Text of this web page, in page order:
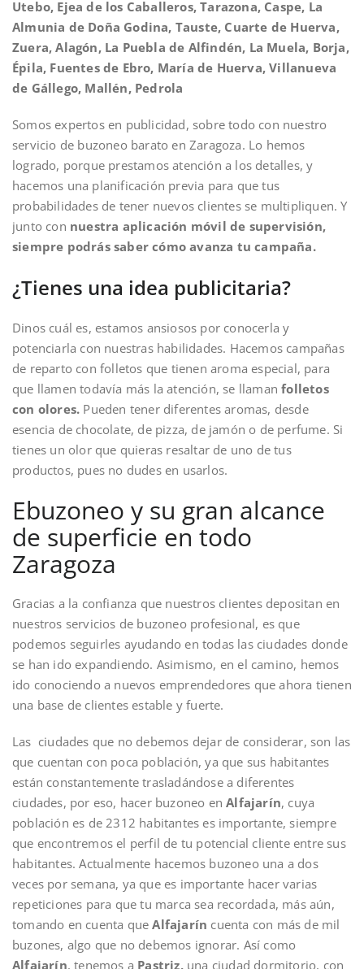
Utebo, Ejea de los Caballeros, Tarazona, Caspe, La
Almunia de Doña Godina, Tauste, Cuarte de Huerva,
Zuera, Alagón, La Puebla de Alfindén, La Muela, Borja,
Épila, Fuentes de Ebro, María de Huerva, Villanueva
de Gállego, Mallén, Pedrola
Somos expertos en publicidad, sobre todo con nuestro
servicio de buzoneo barato en Zaragoza. Lo hemos
logrado, porque prestamos atención a los detalles, y
hacemos una planificación previa para que tus
probabilidades de tener nuevos clientes se multipliquen. Y
junto con nuestra aplicación móvil de supervisión,
siempre podrás saber cómo avanza tu campaña.
¿Tienes una idea publicitaria?
Dinos cuál es, estamos ansiosos por conocerla y
potenciarla con nuestras habilidades. Hacemos campañas
de reparto con folletos que tienen aroma especial, para
que llamen todavía más la atención, se llamanfolletos
con olores. Pueden tener diferentes aromas, desde
esencia de chocolate, de pizza, de jamón o de perfume. Si
tienes un olor que quieras resaltar de uno de tus
productos, pues no dudes en usarlos.
Ebuzoneo y su gran alcance
de superficie en todo
Zaragoza
Gracias a la confianza que nuestros clientes depositan en
nuestros servicios de buzoneo profesional, es que
podemos seguirles ayudando en todas las ciudades donde
se han ido expandiendo. Asimismo, en el camino, hemos
ido conociendo a nuevos emprendedores que ahora tienen
una base de clientes estable y fuerte.
Las ciudades que no debemos dejar de considerar, son las
que cuentan con poca población, ya que sus habitantes
están constantemente trasladándose a diferentes
ciudades, por eso, hacer buzoneo enAlfajarín, cuya
población es de 2312 habitantes es importante, siempre
que encontremos el perfil de tu potencial cliente entre sus
habitantes. Actualmente hacemos buzoneo una a dos
veces por semana, ya que es importante hacer varias
repeticiones para que tu marca sea recordada, más aún,
tomando en cuenta queAlfajarín cuenta con más de mil
buzones, algo que no debemos ignorar. Así como
Alfajarín, tenemos a Pastriz, una ciudad dormitorio, con